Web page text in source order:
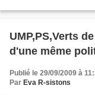
UMP,PS,Verts
d'une même
Publié le 29/09/2009 à
Par Eva R-sistons